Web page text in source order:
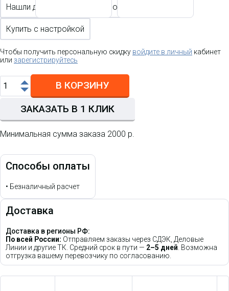
Нашли дешевле? Хотите оптом?
Купить с настройкой
Чтобы получить персональную скидку войдите в личный кабинет
или зарегистрируйтесь
В КОРЗИНУ
ЗАКАЗАТЬ В 1 КЛИК
Минимальная сумма заказа 2000 р.
Способы оплаты
• Безналичный расчет
Доставка
Доставка в регионы РФ:
По всей России: Отправляем заказы через СДЭК, Деловые
Линии и другие ТК. Средний срок в пути — 2–5 дней. Возможна
отгрузка вашему перевозчику по согласованию.